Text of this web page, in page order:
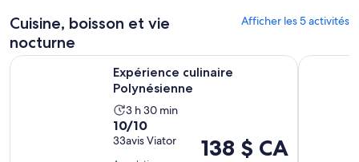
Cuisine, boisson et vie
nocturne
Afficher les 5 activités
Expérience culinaire
Polynésienne
L’activité
dure
3 heures
3 h 30 min
10.0
sur
10
10/10
33avis Viator
Le
138 $ CA
Expérience culinaire Polynésienne S’ouvre dans un nouvel
Tahiti :